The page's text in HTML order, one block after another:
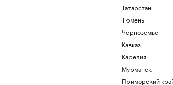
Татарстан
Тюмень
Черноземье
Кавказ
Карелия
Мурманск
Приморский